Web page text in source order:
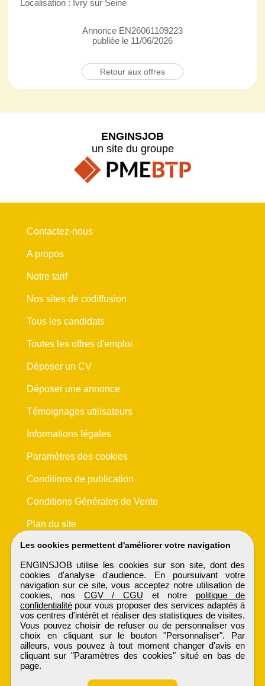
Localisation : Ivry sur Seine
Annonce EN26061109223
publiée le 11/06/2026
Retour aux offres
Les cookies permettent d'améliorer votre navigation
ENGINSJOB utilise les cookies sur son site, dont des
cookies d'analyse d'audience. En poursuivant votre
navigation sur ce site, vous acceptez notre utilisation de
cookies, nos CGV / CGU et notre politique de
confidentialitépour vous proposer des services adaptés à
vos centres d'intérêt et réaliser des statistiques de visites.
Vous pouvez choisir de refuser ou de personnaliser vos
choix en cliquant sur le bouton "Personnaliser". Par
ailleurs, vous pouvez à tout moment changer d'avis en
cliquant sur "Paramètres des cookies" situé en bas de
page.
ENGINSJOB
un site du groupe
Contactez-nous
A propos
Notre tarif
Nos sites de codiffusion
Tous les candidats
Toutes les offres d'emploi
Déposer un CV
Déposer une annonce
Témoignages utilisateurs
Informations légales
Paramètres des cookies
Conditions de publication
Conditions Générales de Vente
Plan du site